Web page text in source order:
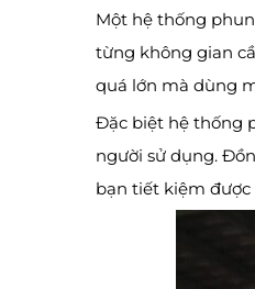
Một hệ thống
từng không gian
quá lớn mà dùng
Đặc biệt hệ thống
người sử dụng.
bạn tiết kiệm được